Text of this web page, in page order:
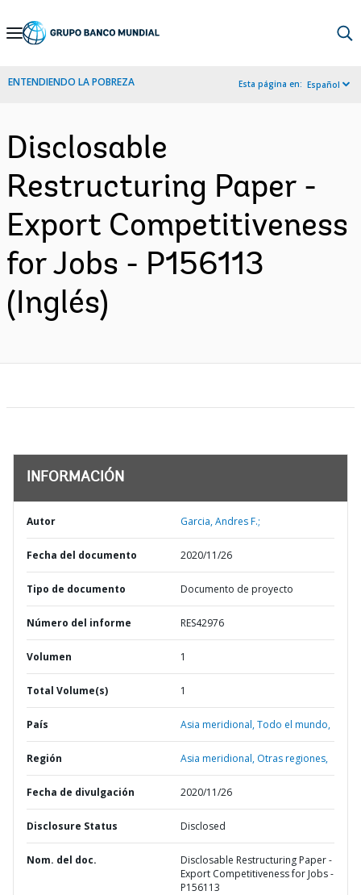
Skip
Navigation
ENTENDIENDO LA POBREZA Esta página en: Español
Disclosable
Restructuring Paper -
Export Competitiveness
for Jobs - P156113
(Inglés)
INFORMACIÓN
Autor Garcia, Andres F.;
Fecha del documento 2020/11/26
Tipo de documento Documento de proyecto
Número del informe RES42976
Volumen 1
Total Volume(s) 1
País Asia meridional,Todo el mundo,
Región Asia meridional, Otras regiones,
Fecha de divulgación 2020/11/26
Disclosure Status Disclosed
Nom. del doc.
Disclosable Restructuring Paper -
Export Competitiveness for Jobs -
P156113